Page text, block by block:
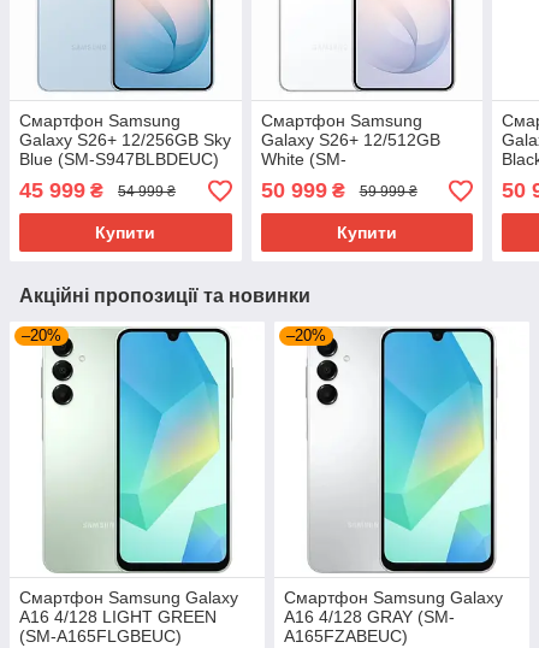
Смартфон Samsung
Galaxy S26+ 12/256GB Sky
Blue (SM-S947BLBDEUC)
45 999 ₴ 54 999 ₴
Купити
Смартфон Samsung
Galaxy S26+ 12/512GB
White (SM-
S947BZWGEUC)
50 999₴ 59 999 ₴
Купити
50
Акційні пропозиції та новинки
–20%
Смартфон Samsung Galaxy
A16 4/128 LIGHT GREEN
(SM-A165FLGBEUC)
–20%
Смартфон Samsung Galaxy
A16 4/128 GRAY (SM-
A165FZABEUC)